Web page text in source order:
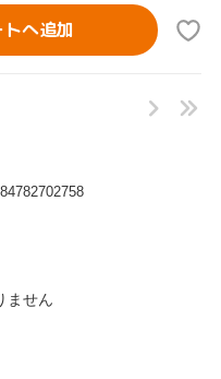
トへ追加
ません